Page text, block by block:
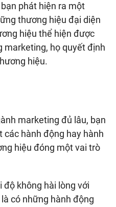
phát hiện ra một
thương hiệu đại diện
hiệu thể hiện được
marketing, họ quyết định
hiệu.
marketing đủ lâu, bạn
các hành động hay hành
hiệu đóng một vai trò
độ không hài lòng với
có những hành động